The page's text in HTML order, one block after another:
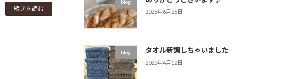
続きを読む
blog
2026年6月26日
blog タオル新調しちゃいました
2025年4月12日